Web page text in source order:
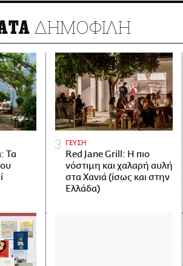
ΔΗΜΟΦΙΛΗ
Τα
ΓΕΥΣΗ
Red Jane Grill: Η πιο
νόστιμη και χαλαρή αυλή
στα Χανιά (ίσως και στην
Ελλάδα)